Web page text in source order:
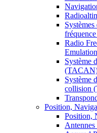
Radio
Emulation
Système
Système
collision
Position,
Position,